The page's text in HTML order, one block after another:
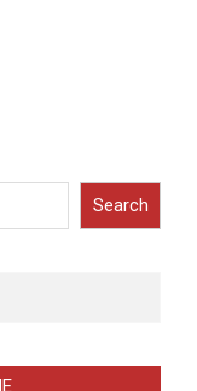
Search